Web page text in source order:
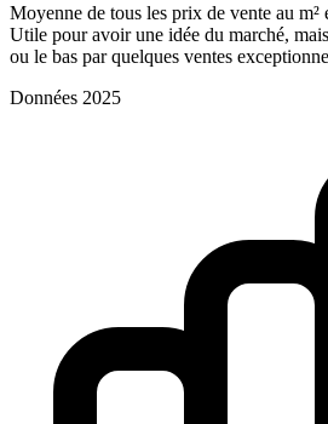
Moyenne de tous les prix de vente au
Utile pour avoir une idée du marché,
ou le bas par quelques ventes
Données 2025